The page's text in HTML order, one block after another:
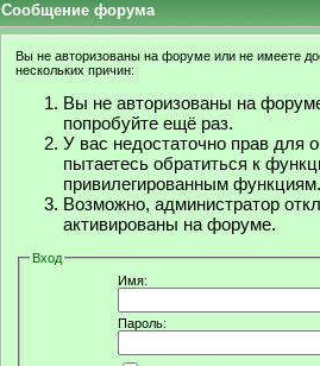
Сообщение форума
Вы не авторизованы на форуме или не имеете
нескольких причин:
Вы не авторизованы на
попробуйте ещё раз.
У вас недостаточно прав для
пытаетесь обратиться к
привилегированным функциям.
Возможно, администратор
активированы на форуме.
Вход
Имя:
Пароль: